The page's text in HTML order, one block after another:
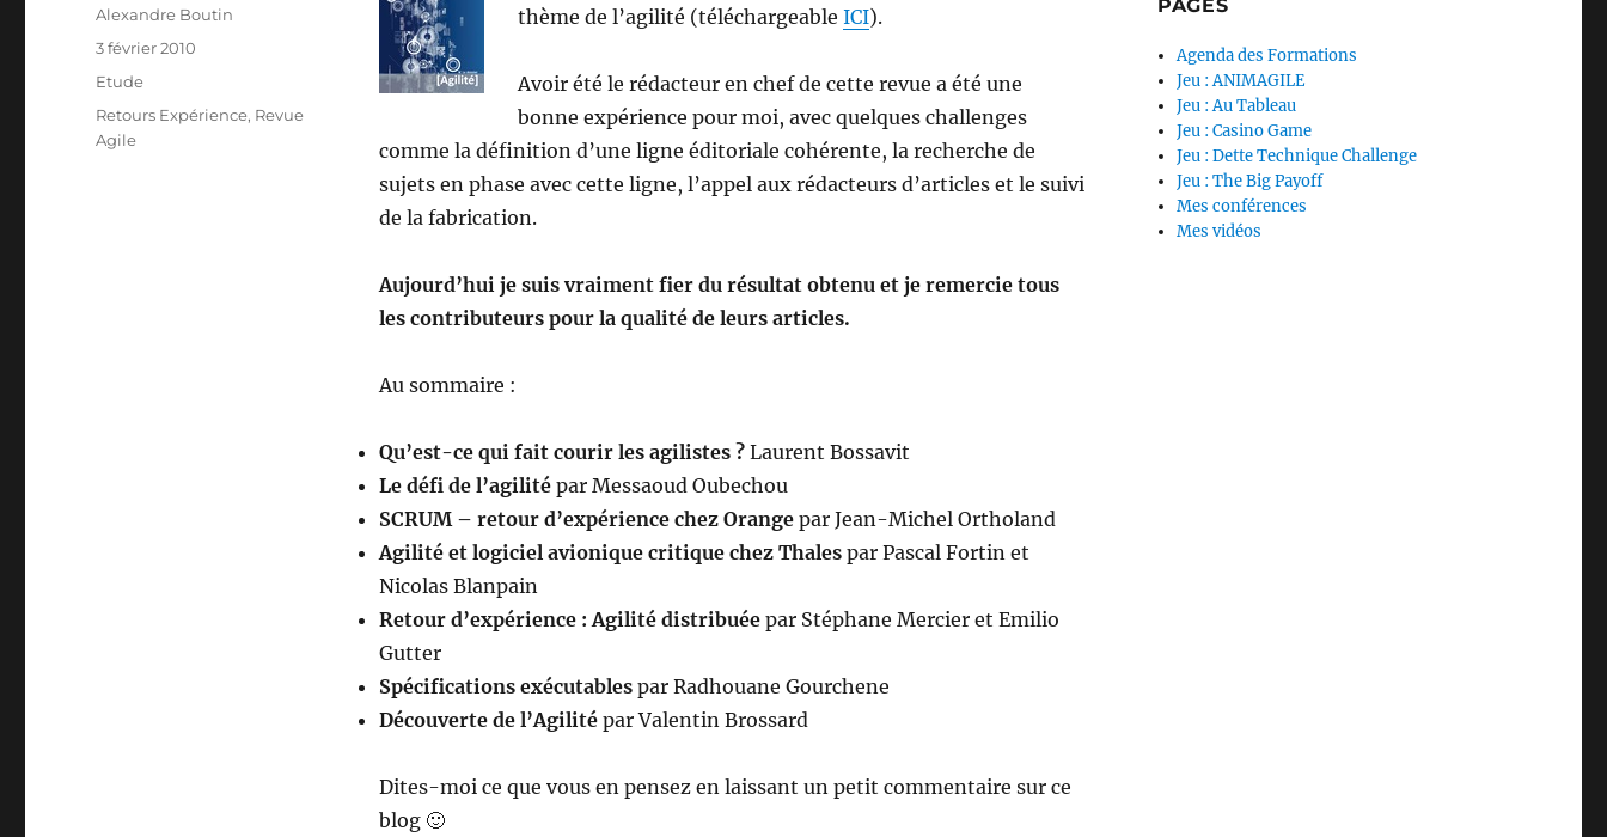
thème de l’agilité (téléchargeable ICI).
Avoir été le rédacteur en chef de cette revue a été une
bonne expérience pour moi, avec quelques challenges
comme la définition d’une ligne éditoriale cohérente, la recherche de
sujets en phase avec cette ligne, l’appel aux rédacteurs d’articles et le suivi
de la fabrication.
Aujourd’hui je suis vraiment fier du résultat obtenu et je remercie tous
les contributeurs pour la qualité de leurs articles.
Au sommaire :
Qu’est-ce qui fait courir les agilistes ?Laurent Bossavit
Le défi de l’agilitépar Messaoud Oubechou
SCRUM – retour d’expérience chez Orangepar Jean-Michel Ortholand
Agilité et logiciel avionique critique chez Thales par Pascal Fortin et
Nicolas Blanpain
Retour d’expérience : Agilité distribuéepar Stéphane Mercier et Emilio
Gutter
Spécifications exécutablespar Radhouane Gourchene
Découverte de l’Agilitépar Valentin Brossard
Dites-moi ce que vous en pensez en laissant un petit commentaire sur ce
blog 🙂
Auteur
Alexandre Boutin
Publié
3 février 2010
Catégories
Etude
Étiquettes
Retours Expérience, Revue
Agile
PAGES
Agenda des Formations
Jeu : ANIMAGILE
Jeu : Au Tableau
Jeu : Casino Game
Jeu : Dette Technique Challenge
Jeu : The Big Payoff
Mes conférences
Mes vidéos